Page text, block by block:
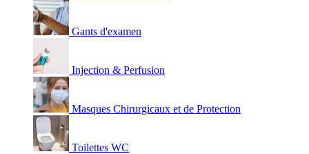
Gants d'examen
Injection & Perfusion
Masques Chirurgicaux et de Protection
Toilettes WC